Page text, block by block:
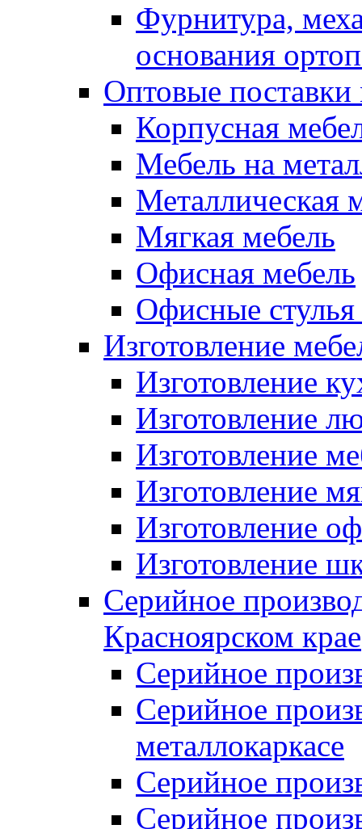
Фурнитура,
основания
Оптовые поставки
Корпусная
Мебель на
Металлическая
Мягкая мебель
Офисная мебель
Офисные стулья
Изготовление
Изготовление
Изготовление
Изготовление
Изготовление
Изготовление
Изготовление
Серийное
Красноярском крае
Серийное
Серийное
металлокаркасе
Серийное
Серийное